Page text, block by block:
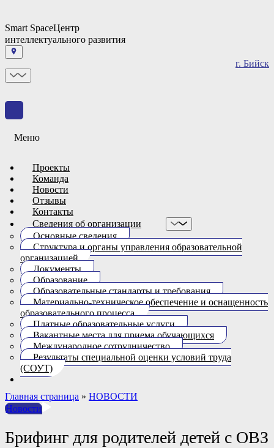
Smart SpaceЦентр
интеллектуального развития
г. Бийск
Меню
Проекты
Команда
Новости
Отзывы
Контакты
Сведения об организации
Основные сведения
Структура и органы управления образовательной
организацией
Документы
Образование
Образовательные стандарты и требования
Материально-техническое обеспечение и оснащенность
образовательного процесса.
Платные образовательные услуги
Вакантные места для приема обучающихся
Международное сотрудничество
Результаты специальной оценки условий труда
(СОУТ)
Главная страница » НОВОСТИ
Новости
Брифинг для родителей детей с ОВЗ